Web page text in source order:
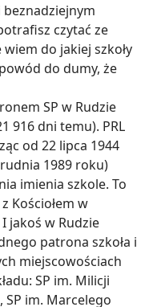
czytać ze
do jakiej szkoły
do dumy, że
SP w Rudzie
916 dni temu). PRL
od 22 lipca 1944
1989 roku)
imienia szkole. To
Kościołem w
jakoś w Rudzie
patrona szkoła i
miejscowościach
SP im. Milicji
im. Marcelego